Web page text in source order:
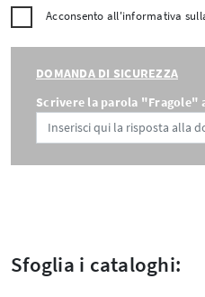
Acconsento all'informativa
DOMANDA DI SICUREZZA
Scrivere la parola "Fragole"
Sfoglia i cataloghi: